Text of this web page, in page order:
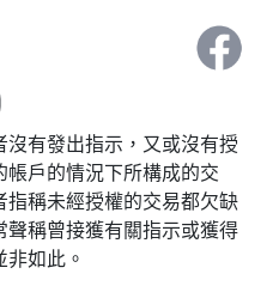
有發出指示，又或沒有授
戶的情況下所構成的交
稱未經授權的交易都欠缺
稱曾接獲有關指示或獲得
如此。